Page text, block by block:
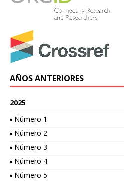
AÑOS ANTERIORES
2025
▪ Número 1
▪ Número 2
▪ Número 3
▪ Número 4
▪ Número 5